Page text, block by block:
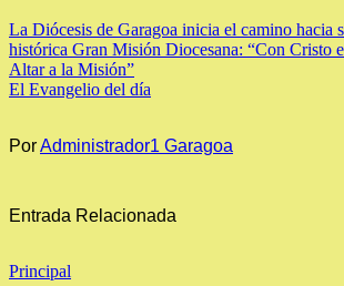
NAVEGACIÓN
DE
ENTRADAS
La Diócesis de Garagoa inicia el camino hacia
histórica Gran Misión Diocesana: “Con Cristo
Altar a la Misión”
El Evangelio del día
PorAdministrador1 Garagoa
Entrada Relacionada
Principal